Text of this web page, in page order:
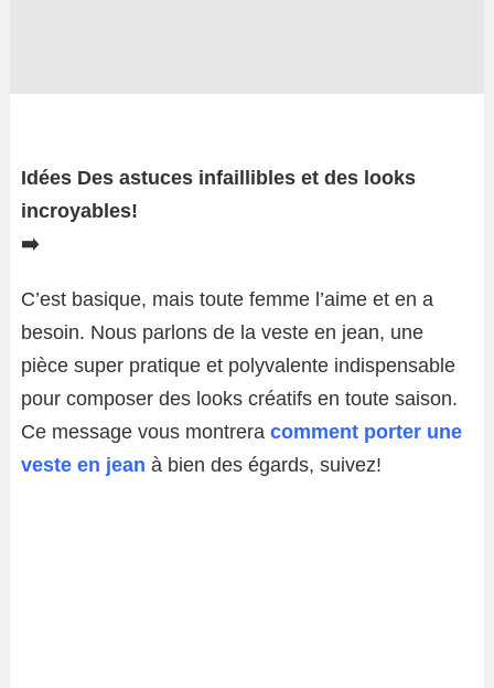
Idées Des astuces infaillibles et des looks
incroyables!
➡️
C’est basique, mais toute femme l’aime et en a
besoin. Nous parlons de la veste en jean, une
pièce super pratique et polyvalente indispensable
pour composer des looks créatifs en toute saison.
Ce message vous montrera comment porter une
veste en jean à bien des égards, suivez!